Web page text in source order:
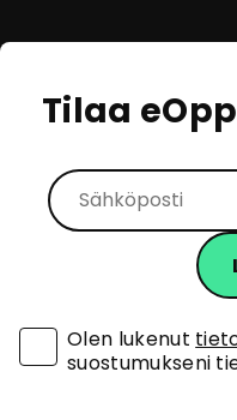
Tilaa
Olen lukenut
suostumukseni